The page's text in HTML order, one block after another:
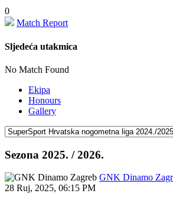
0
Match Report
Sljedeća utakmica
No Match Found
Ekipa
Honours
Gallery
Sezona 2025. / 2026.
GNK Dinamo
28 Ruj, 2025, 06:15 PM